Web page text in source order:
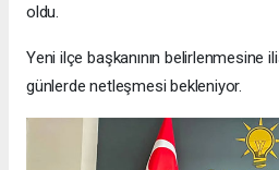
oldu.
Yeni ilçe başkanının belirlenmesine
günlerde netleşmesi bekleniyor.